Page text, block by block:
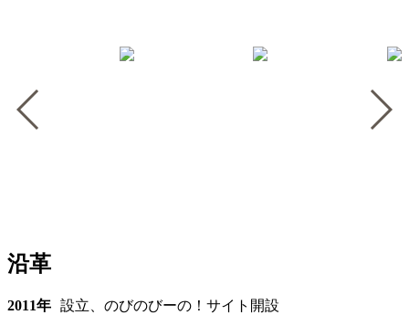
沿革
2011年 設立、のびのびーの！サイト開設